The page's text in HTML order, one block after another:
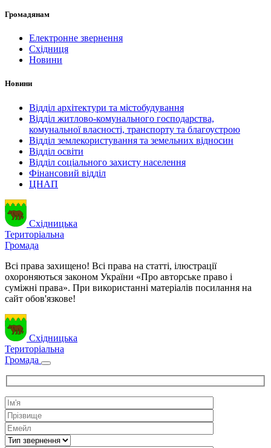
Громадянам
Електронне звернення
Східниця
Новини
Новини
Відділ архітектури та містобудування
Відділ житлово-комунального господарства,
комунальної власності, транспорту та благоустрою
Відділ землекористування та земельних відносин
Відділ освіти
Відділ соціального захисту населення
Фінансовий відділ
ЦНАП
Східницька
Територіальна
Громада
Всі права захищено! Всі права на статті, ілюстрації
охороняються законом України «Про авторське право і
суміжні права». При використанні матеріалів посилання на
сайт обов'язкове!
Східницька
Територіальна
Громада